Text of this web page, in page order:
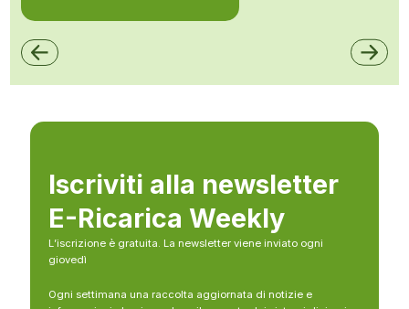
Iscriviti alla newsletter
E-Ricarica Weekly
L’iscrizione è gratuita. La newsletter viene inviato ogni
giovedì
Ogni settimana una raccolta aggiornata di notizie e